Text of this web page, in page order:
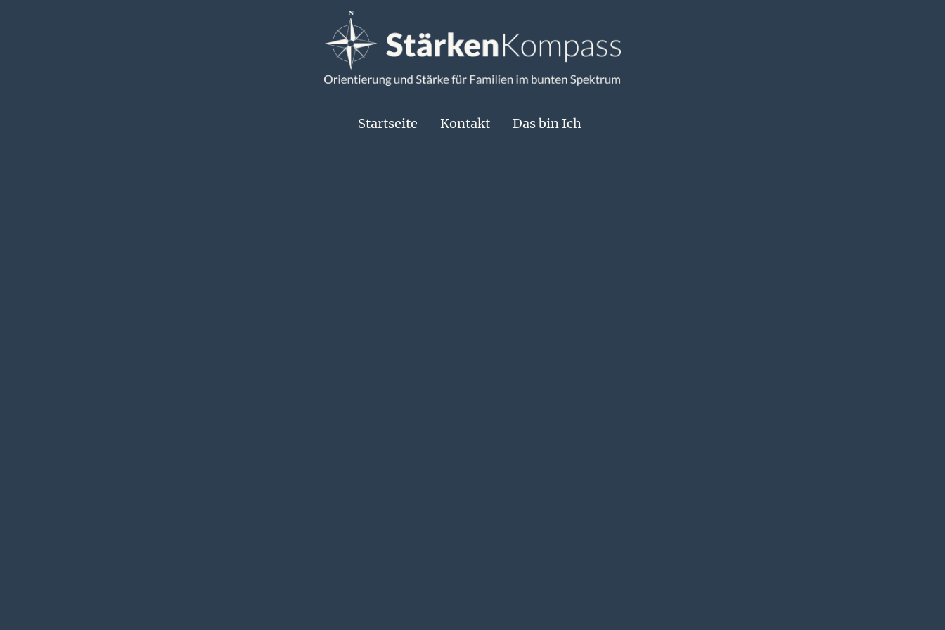
Startseite Kontakt Das bin Ich